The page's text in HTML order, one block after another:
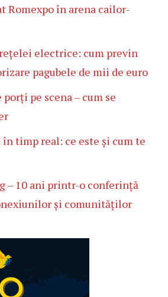
Romexpo în arena cailor-
electrice: cum previn
pagubele de mii de euro
pe scena – cum se
timp real: ce este și cum te
– 10 ani printr-o conferință
și comunităților